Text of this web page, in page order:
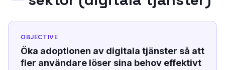
OBJECTIVE
Öka adoptionen av digitala tjänster så att
fler användare löser sina behov effektivt